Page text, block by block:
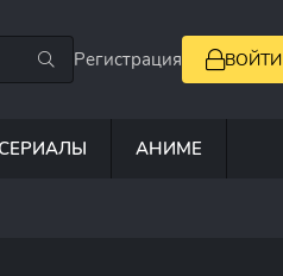
Регистрация ВОЙТИ
АНИМЕ